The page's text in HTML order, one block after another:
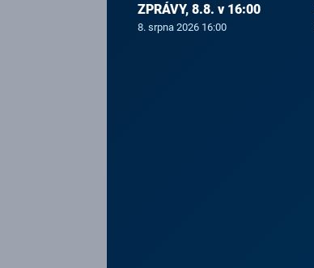
ZPRÁVY, 8.8. v 16:00
8. srpna 2026 16:00